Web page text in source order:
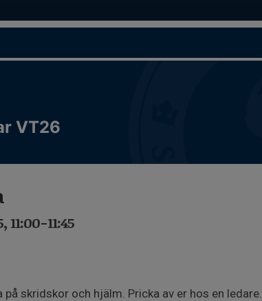
VT26
11:45
på skridskor och hjälm. Pricka av er hos en ledare.